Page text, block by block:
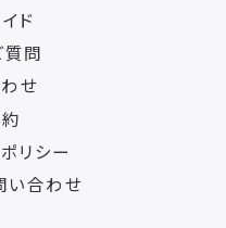
ド
質問
せ
リシー
い合わせ